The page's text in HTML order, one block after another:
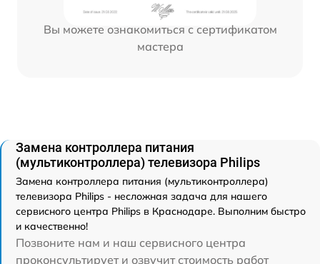
Вы можете ознакомиться с сертификатом
мастера
Замена контроллера питания
(мультиконтроллера) телевизора Philips
Замена контроллера питания (мультиконтроллера)
телевизора Philips - несложная задача для нашего
сервисного центра Philips в Краснодаре. Выполним быстро
и качественно!
Позвоните нам и наш сервисного центра
проконсультирует и озвучит стоимость работ